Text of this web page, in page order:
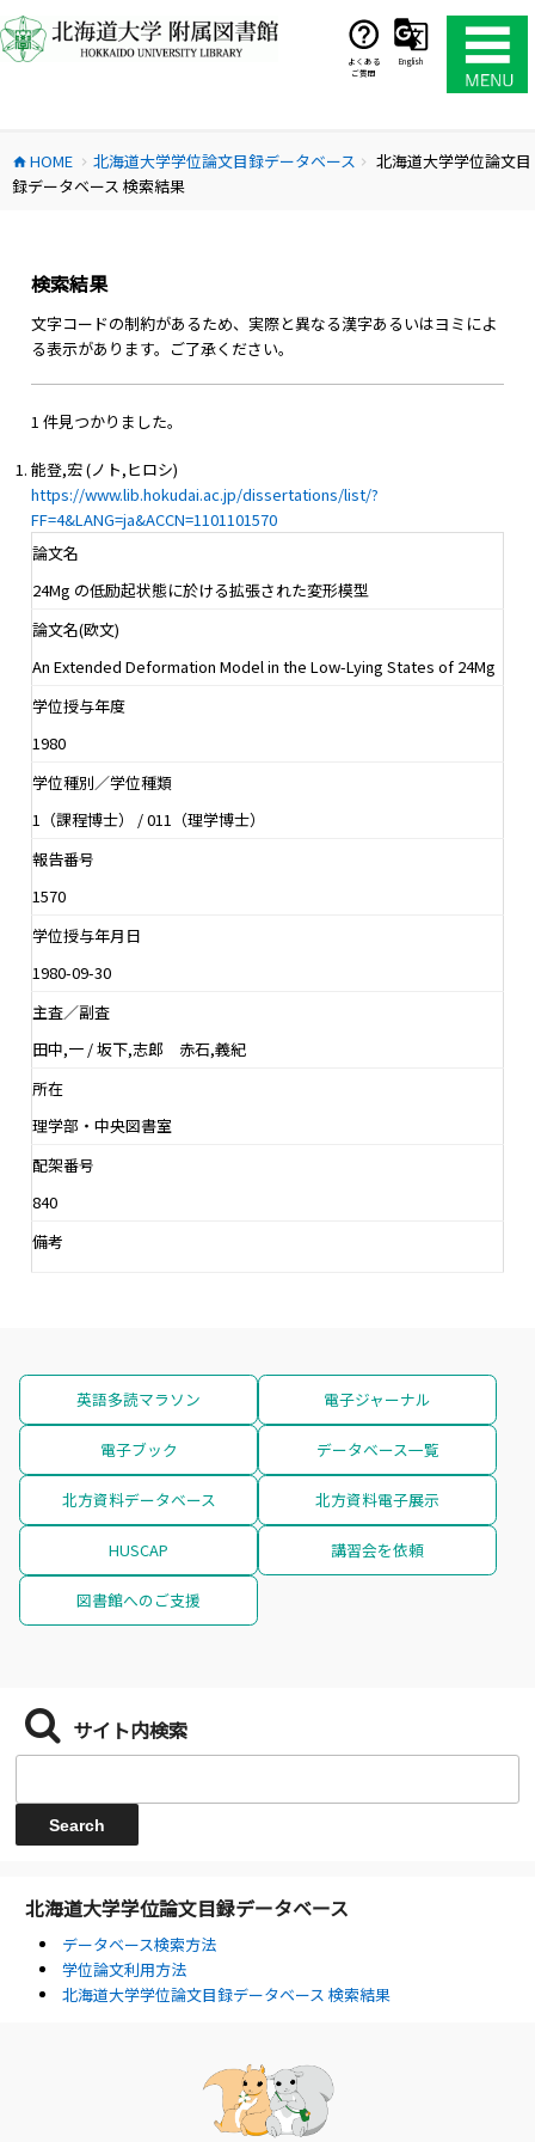
ン
テ
ス
キ
よくある
ご質問
English
home HOME chevron_right 北海道大学学位論文目録データベース chevron_right
北海道大学学位論文目
録データベース 検索結果
検索結果
文字コードの制約があるため、実際と異なる漢字あるいはヨミによ
る表示があります。ご了承ください。
1 件見つかりました。
能登,宏 (ノト,ヒロシ)
https://www.lib.hokudai.ac.jp/dissertations/list/?
FF=4&LANG=ja&ACCN=1101101570
論文名
24Mg の低励起状態に於ける拡張された変形模型
論文名(欧文)
An Extended Deformation Model in the Low-Lying States of 24Mg
学位授与年度
1980
学位種別／学位種類
1（課程博士） / 011（理学博士）
報告番号
1570
学位授与年月日
1980-09-30
主査／副査
田中,一 / 坂下,志郎 赤石,義紀
所在
理学部・中央図書室
配架番号
840
備考
英語多読マラソン 電子ジャーナル
電子ブック データベース一覧
北方資料データベース 北方資料電子展示
HUSCAP 講習会を依頼
図書館へのご支援
サイト内検索
北海道大学学位論文目録データベース
データベース検索方法
学位論文利用方法
北海道大学学位論文目録データベース 検索結果